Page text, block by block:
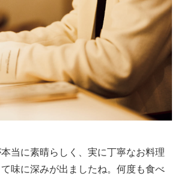
本当に素晴らしく、実に丁寧なお料理
味に深みが出ましたね。何度も食べ